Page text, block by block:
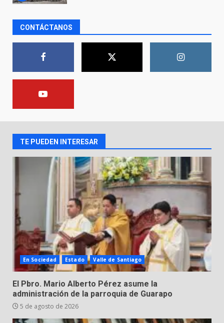
asume la administración de la
parroquia de Guarapo
5 de agosto de 2026
2
FUEGO A LA SECRETARÍA DE LA
5 de agosto de 2026
Muere peatón arrollado por
motociclista en Yuriria
4 de agosto de 2026
4
Valle de Santiago despide a
José Antonio Villanueva
Cárdenas, “El Puma”
3 de agosto de 2026
5
Hombre pierde la vida en
tabiquera
CONTÁCTANOS
TE PUEDEN INTERESAR
En Sociedad Estado Valle de Santiago
El Pbro. Mario Alberto Pérez asume la
administración de la parroquia de Guarapo
5 de agosto de 2026